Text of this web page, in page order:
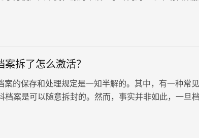
拆了怎么激活？
的保存和处理规定是一知半解的。其中，有一种常
档案是可以随意拆封的。然而，事实并非如此，一旦